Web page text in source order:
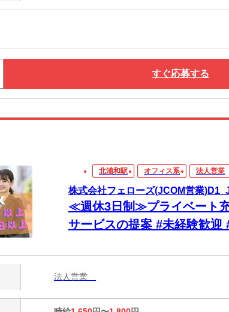
すぐ応募する
北浦和駅 オフィス系 法人営業
株式会社フェローズ(JCOM営業
≪週休3日制≫プライベート
サービスの提案 #未経験歓迎
法人営業